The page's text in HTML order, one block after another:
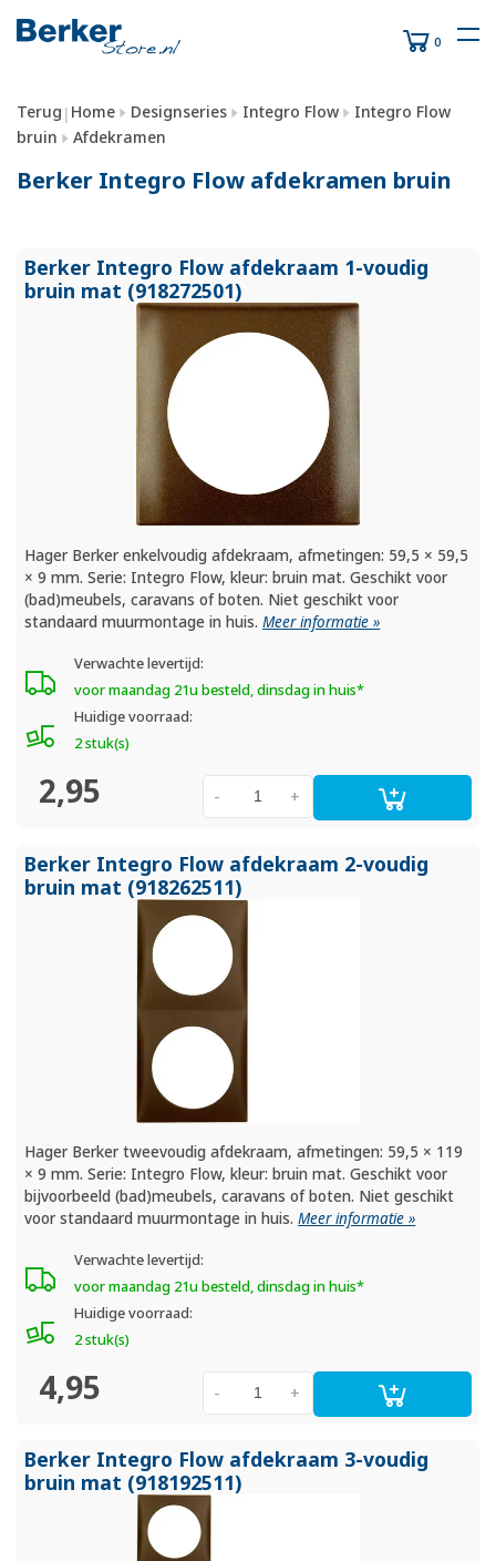
0
Terug | Home Designseries Integro Flow
Integro Flow
bruin
Afdekramen
Berker Integro Flow afdekramen bruin
Berker Integro Flow afdekraam 1-voudig
bruin mat (918272501)
Hager Berker enkelvoudig afdekraam, afmetingen: 59,5 × 59,5
× 9 mm. Serie: Integro Flow, kleur: bruin mat. Geschikt voor
(bad)meubels, caravans of boten. Niet geschikt voor
standaard muurmontage in huis.Meer informatie »
Verwachte levertijd:
voor maandag 21u besteld, dinsdag in huis*
Huidige voorraad:
2 stuk(s)
2,95 +
-
Berker Integro Flow afdekraam 2-voudig
bruin mat (918262511)
Hager Berker tweevoudig afdekraam, afmetingen: 59,5 × 119
× 9 mm. Serie: Integro Flow, kleur: bruin mat. Geschikt voor
bijvoorbeeld (bad)meubels, caravans of boten. Niet geschikt
voor standaard muurmontage in huis.Meer informatie »
Verwachte levertijd:
voor maandag 21u besteld, dinsdag in huis*
Huidige voorraad:
2 stuk(s)
4,95 +
-
Berker Integro Flow afdekraam 3-voudig
bruin mat (918192511)